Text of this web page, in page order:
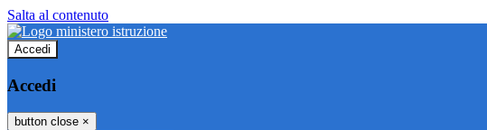
Salta al contenuto
Accedi
Accedi
button close ×